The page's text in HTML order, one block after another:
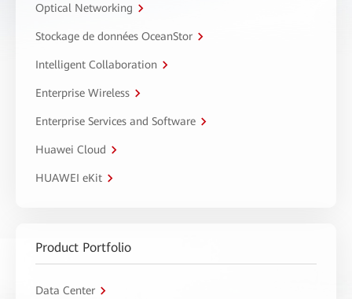
Optical Networking
Stockage de données OceanStor
Intelligent Collaboration
Enterprise Wireless
Enterprise Services and Software
Huawei Cloud
HUAWEI eKit
Product Portfolio
Data Center